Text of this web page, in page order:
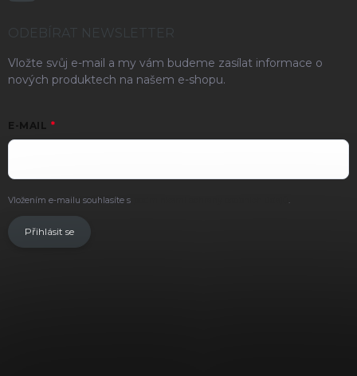
ODEBÍRAT NEWSLETTER
Vložte svůj e-mail a my vám budeme zasílat informace o
nových produktech na našem e-shopu.
E-MAIL
Vložením e-mailu souhlasíte s .
Přihlásit se